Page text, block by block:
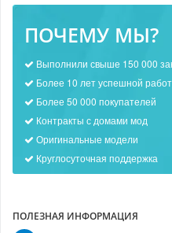
ПОЧЕМУ МЫ?
Выполнили свыше 150 000
Более 10 лет успешной
Более 50 000 покупателей
Контракты с домами мод
Оригинальные модели
Круглосуточная поддержка
ПОЛЕЗНАЯ ИНФОРМАЦИЯ